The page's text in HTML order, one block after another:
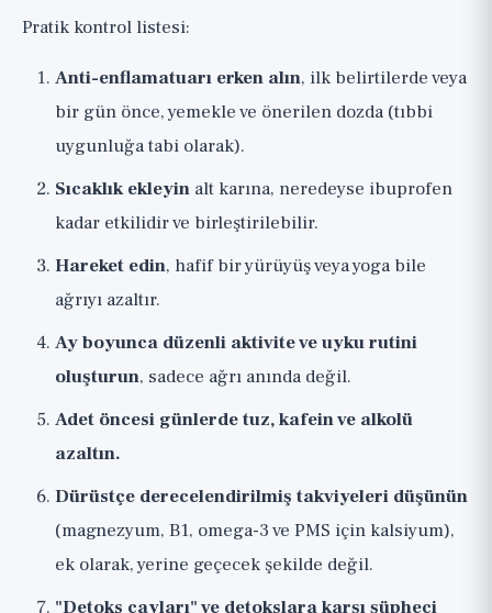
Pratik kontrol listesi:
Anti-enflamatuarı erken alın, ilk belirtilerde veya
bir gün önce, yemekle ve önerilen dozda (tıbbi
uygunluğa tabi olarak).
Sıcaklık ekleyin alt karına, neredeyse ibuprofen
kadar etkilidir ve birleştirilebilir.
Hareket edin, hafif bir yürüyüş veya yoga bile
ağrıyı azaltır.
Ay boyunca düzenli aktivite ve uyku rutini
oluşturun, sadece ağrı anında değil.
Adet öncesi günlerde tuz, kafein ve alkolü
azaltın.
Dürüstçe derecelendirilmiş takviyeleri düşünün
(magnezyum, B1, omega-3 ve PMS için kalsiyum),
ek olarak, yerine geçecek şekilde değil.
"Detoks çayları" ve detokslara karşı şüpheci